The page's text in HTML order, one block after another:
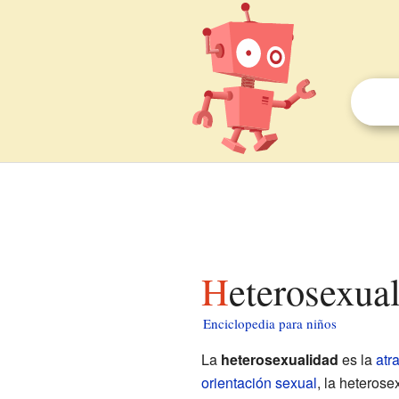
Enciclopedia para niños
La heterosexualidad es la
orientación sexual, la